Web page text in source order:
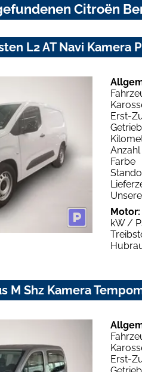
Citroën
L2 AT Navi Kamera
Erst-
Farbe
Motor:
kW /
M Shz Kamera
Erst-